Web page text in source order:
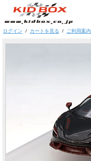
ログイン / カートを見る / ご利用案内